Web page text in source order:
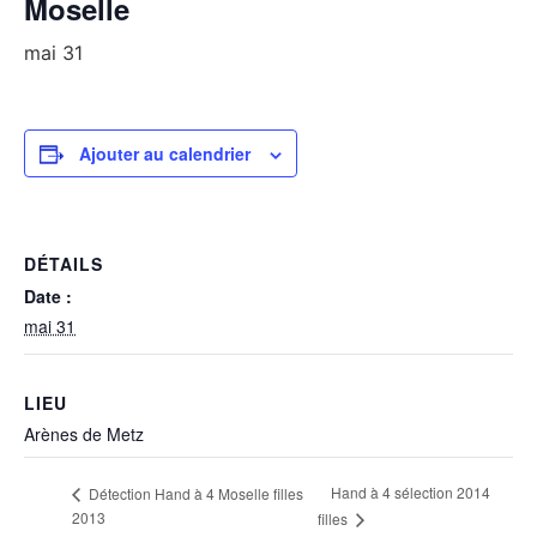
Moselle
mai 31
Ajouter au calendrier
DÉTAILS
Date :
mai 31
LIEU
Arènes de Metz
Détection Hand à 4 Moselle filles
2013
Hand à 4 sélection 2014
filles